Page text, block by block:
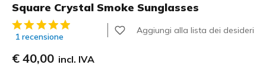
Square Crystal Smoke Sunglasses
Valutazione cliente 3,7 su 5
1 recensione
Aggiungi alla lista dei desideri
€ 40,00 incl. IVA